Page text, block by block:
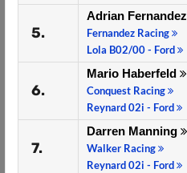
5.
Adrian Fernandez
Fernandez Racing
Lola B02/00 - Ford
6.
Mario Haberfeld
Conquest Racing
Reynard 02i - Ford
7.
Darren Manning
Walker Racing
Reynard 02i - Ford